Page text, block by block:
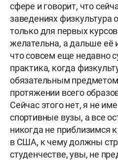
сфере и говорит, что
заведениях физкультура
только для первых
желательна, а дальше её
что совсем еще недавно
практика, когда
обязательным предметом
протяжении всего
Сейчас этого нет, я не
спортивные вузы, а все
никогда не приблизимся
в США, к чему должны
студенчестве, увы, не